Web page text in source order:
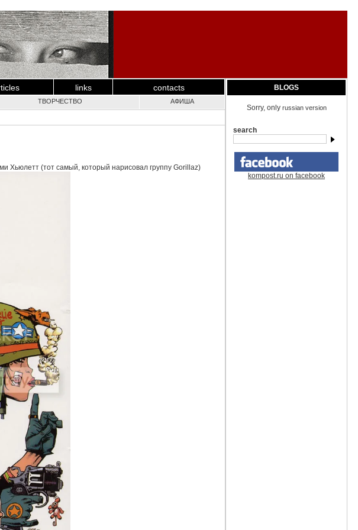
links contacts
ТВОРЧЕСТВО АФИША
Хьюлетт (тот самый, который нарисовал группу Gorillaz)
BLOGS
Sorry, only russian version
search
kompost.ru on facebook